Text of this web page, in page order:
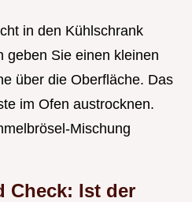
in den Kühlschrank
geben Sie einen kleinen
über die Oberfläche. Das
im Ofen austrocknen.
Mischung
Check: Ist der